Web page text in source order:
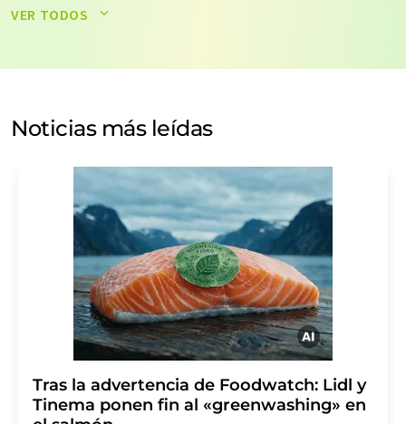
boletín o boletines seleccionados anteriormente. Sus
de nuestrapolítica de protección de datos. LUMITOS
electrónico a efectos publicitarios o de investigación de
mercado y opinión. Puede revocar en todo momento su
de indicar los motivos informando por correo postal a
LUMITOS AG, Ernst-Augustin-Str. 2, 12489 Berlín
(Alemania) o por correo electrónico a
revoke@lumitos.com. Además, en cada correo
electrónico se incluye un enlace para anular la
suscripción al boletín informativo correspondiente.
VER TODOS
Noticias más leídas
Tras la advertencia de Foodwatch: Lidl y
Tinema ponen fin al «greenwashing» en